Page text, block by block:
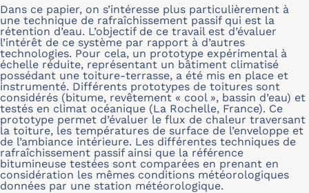
Dans ce papier, on s’intéresse plus particulièrement à
une technique de rafraîchissement passif qui est la
rétention d’eau. L’objectif de ce travail est d’évaluer
l’intérêt de ce système par rapport à d’autres
technologies. Pour cela, un prototype expérimental à
échelle réduite, représentant un bâtiment climatisé
possédant une toiture-terrasse, a été mis en place et
instrumenté. Différents prototypes de toitures sont
considérés (bitume, revêtement « cool », bassin d’eau) et
testés en climat océanique (La Rochelle, France). Ce
prototype permet d’évaluer le flux de chaleur traversant
la toiture, les températures de surface de l’enveloppe et
de l’ambiance intérieure. Les différentes techniques de
rafraîchissement passif ainsi que la référence
bitumineuse testées sont comparées en prenant en
considération les mêmes conditions météorologiques
données par une station météorologique.